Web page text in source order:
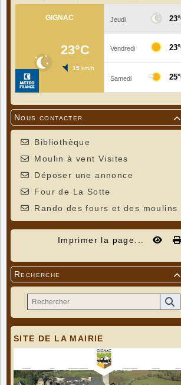

Nous contacter
Bibliothèque
Moulin à vent Visites
Déposer une annonce
Four de La Sotte
Rando des fours et des moulins
Imprimer la page...

Recherche
SITE DE LA MAIRIE